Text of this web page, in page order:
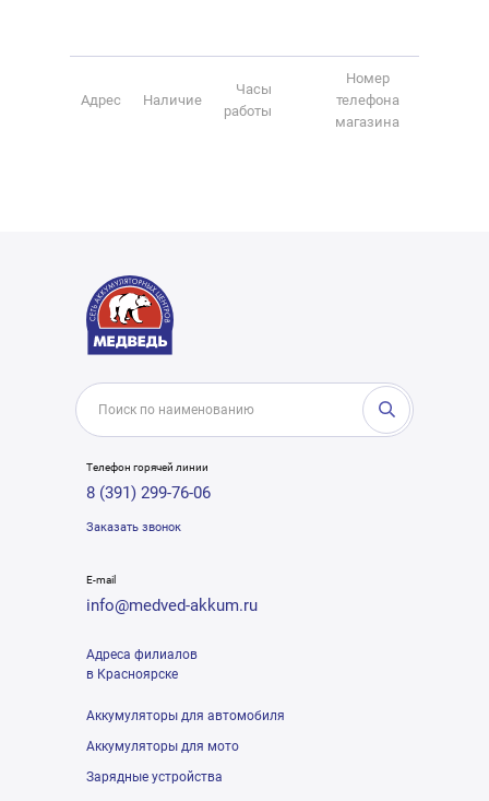
Адрес Наличие
Часы
работы
Номер
телефона
магазина
Телефон горячей линии
8 (391) 299-76-06
Заказать звонок
E-mail
info@medved-akkum.ru
Адреса филиалов
в Красноярске
Аккумуляторы для автомобиля
Аккумуляторы для мото
Зарядные устройства